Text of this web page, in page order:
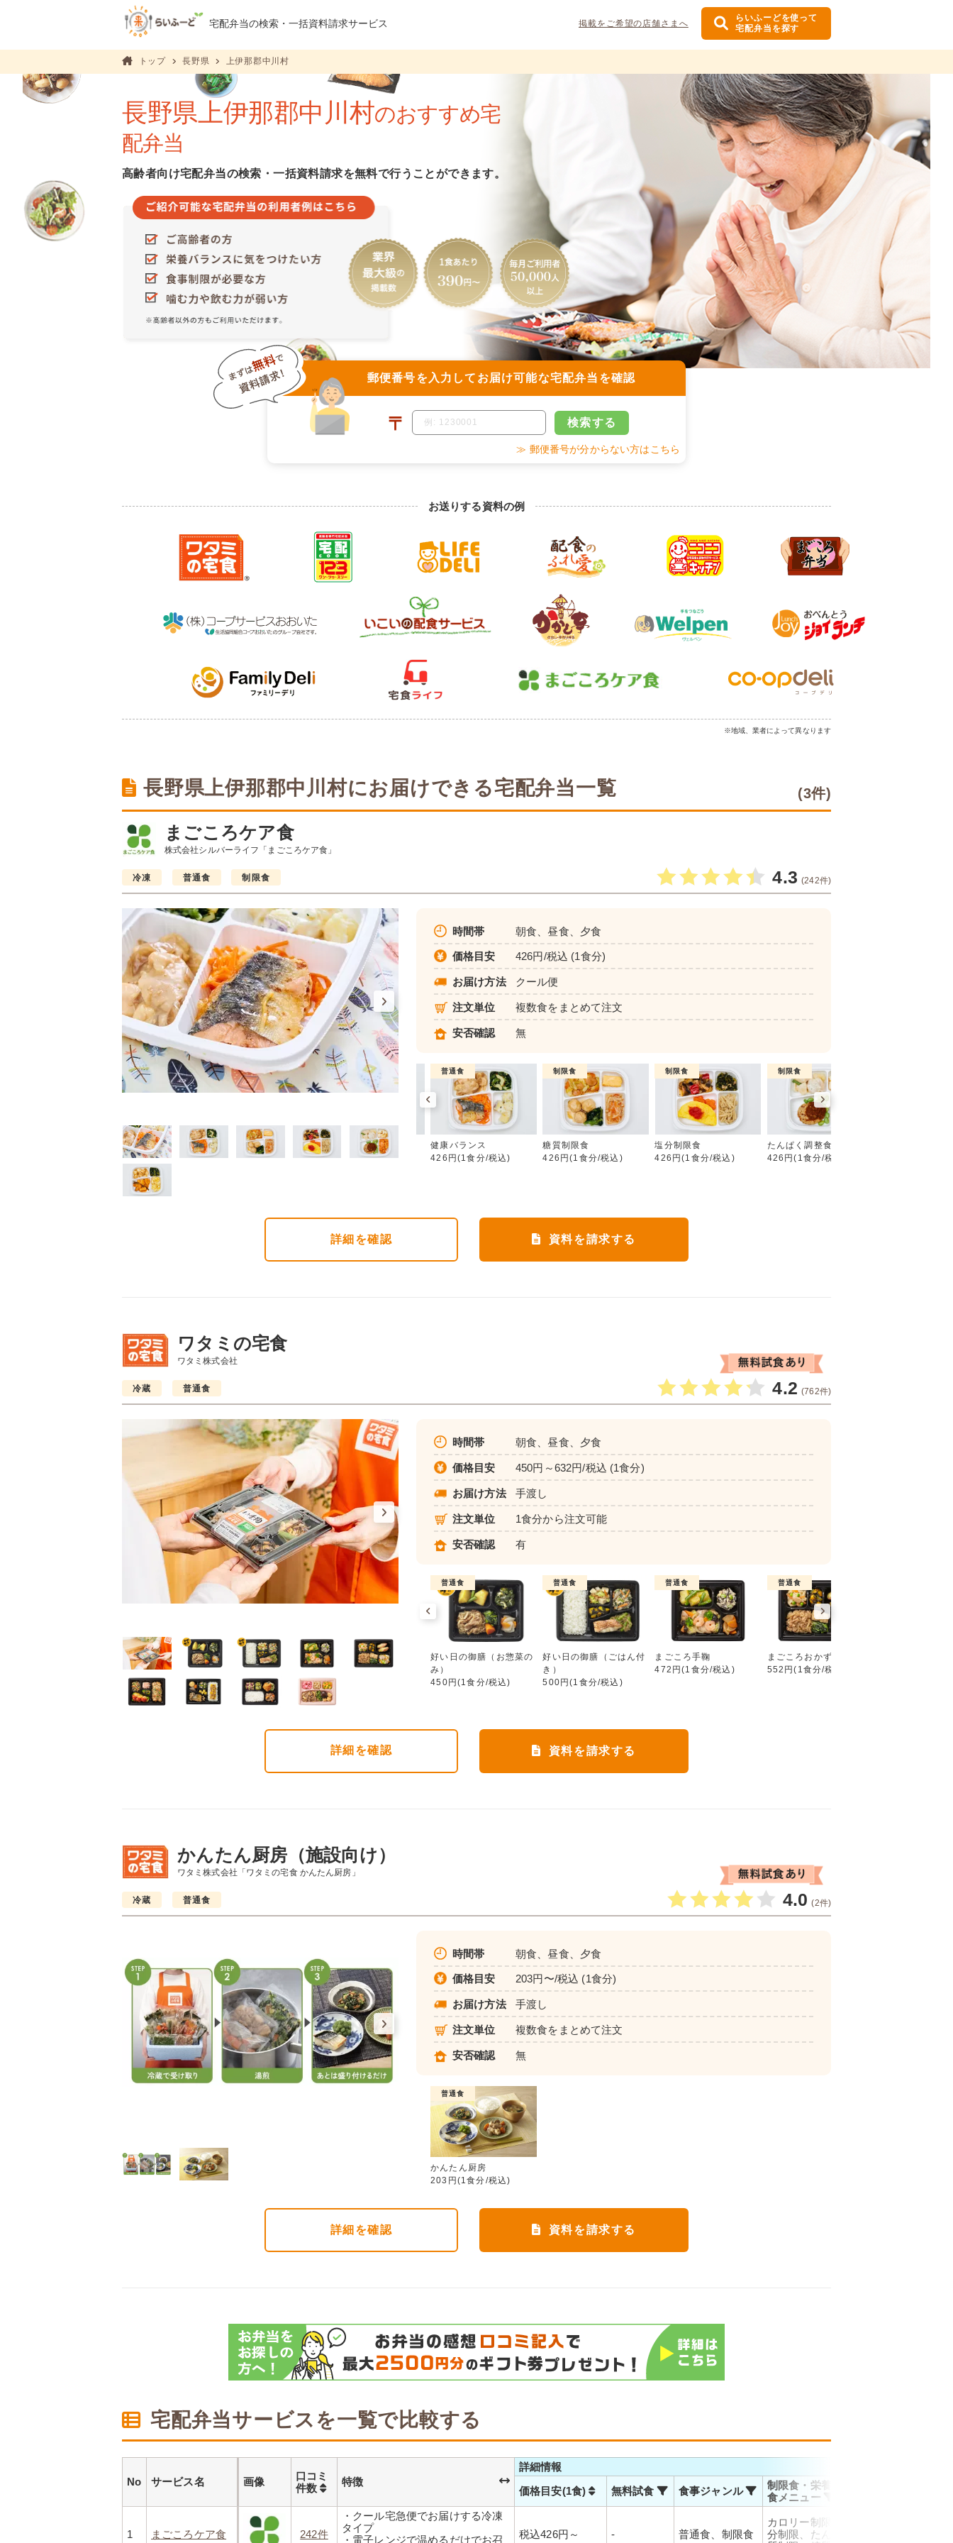
宅配弁当の検索・一括資料請求サービス 掲載をご希望の店舗さまへ
らいふーどを使って
宅配弁当を探す
トップ 長野県 上伊那郡中川村
長野県上伊那郡中川村のおすすめ宅
配弁当
高齢者向け宅配弁当の検索・一括資料請求を無料で行うことができます。
郵便番号を入力して お届け可能な宅配弁当を確認
〒 検索する
≫ 郵便番号が分からない方はこちら
お送りする資料の例
※地域、業者によって異なります
長野県上伊那郡中川村にお届けできる宅配弁当一覧 (3件)
まごころケア食
株式会社シルバーライフ「まごころケア食」
冷凍 普通食 制限食 4.3 (242件)
健康バランス 糖質制限食
時間帯 朝食、昼食、夕食
価格目安 426円/税込 (1食分)
お届け方法 クール便
注文単位 複数食をまとめて注文
安否確認 無
塩分制限食
426円(1食分/税込)
制限食
たんぱく調整食
426円(1食分/税込)
制限食
カロリー調整食
426円(1食分/税込)
普通食
健康バランス
426円(1食分/税込)
制限食
糖質制限食
426円(1食分/税込)
制限食
塩分制限食
426円(1食分/税込)
制限食
たんぱく調整食
426円(1食分/税込)
詳細 を確認 資料を請求する
ワタミの宅食
ワタミ株式会社
冷蔵 普通食 4.2 (762件)
好い日の御膳（お惣菜のみ） 好い日の御膳（ごはん付き）
時間帯 朝食、昼食、夕食
価格目安 450円～632円/税込 (1食分)
お届け方法 手渡し
注文単位 1食分から注文可能
安否確認 有
まごころ御膳
568円(1食分/税込)
普通食
まごころ小箱
496円(1食分/税込)
ワタミdeおいしい健康
552円(1食分/税込)
普通食
好い日の御膳（お惣菜の
み）
450円(1食分/税込)
普通食
好い日の御膳（ごはん付
き）
500円(1食分/税込)
普通食
まごころ手鞠
472円(1食分/税込)
普通食
まごころおかず
552円(1食分/税込)
詳細 を確認 資料を請求する
かんたん厨房（施設向け）
ワタミ株式会社「ワタミの宅食 かんたん厨房」
冷蔵 普通食 4.0 (2件)
かんたん厨房
時間帯 朝食、昼食、夕食
価格目安 203円〜/税込 (1食分)
お届け方法 手渡し
注文単位 複数食をまとめて注文
安否確認 無
普通食
かんたん厨房
203円(1食分/税込)
詳細 を確認 資料を請求する
宅配弁当サービスを一覧で比較する
No サービス名 画像
口コミ
件数
特徴
詳細情報
価格目安(1食)
無料試食 食事ジャンル
制限食・栄養調整
食メニュー
1 まごころケア食 242件
・クール宅急便でお届けする冷凍
タイプ
・電子レンジで温めるだけでお召
税込426円～ - 普通食、制限食
カロリー制限、塩
分制限、たんぱく